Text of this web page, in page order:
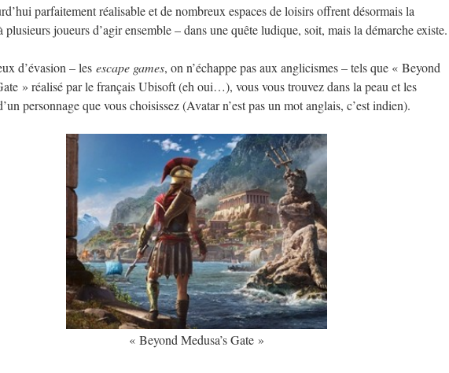
parfaitement réalisable et de nombreux espaces de loisirs offrent désormais la
plusieurs joueurs d’agir ensemble – dans une quête ludique, soit, mais la démarche existe.
d’évasion – les escape games, on n’échappe pas aux anglicismes – tels que « Beyond
» réalisé par le français Ubisoft (eh oui…), vous vous trouvez dans la peau et les
personnage que vous choisissez (Avatar n’est pas un mot anglais, c’est indien).
« Beyond Medusa’s Gate »